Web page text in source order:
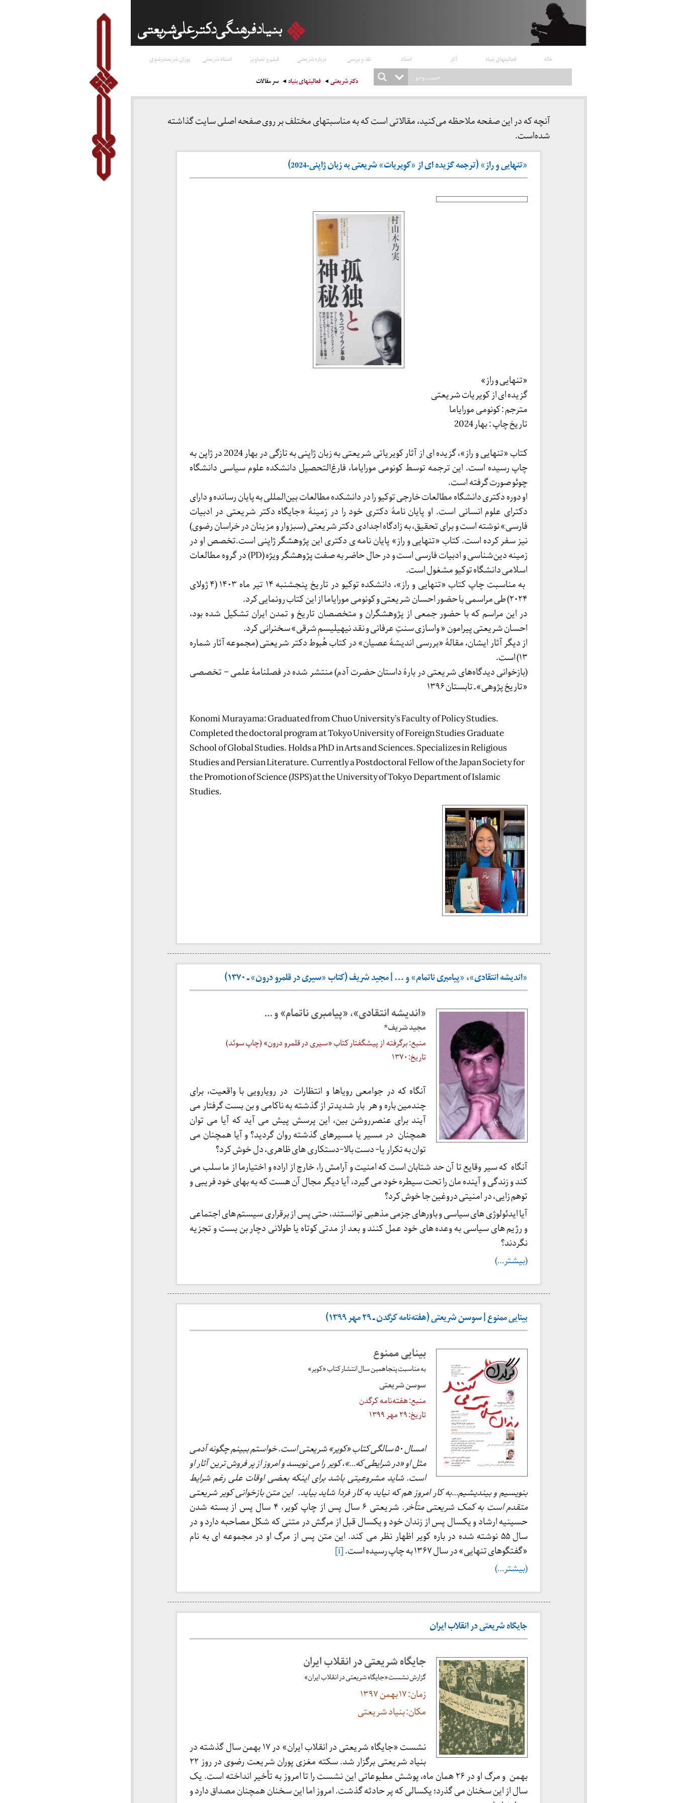
خانه فعالیتهای بنیاد آثار اسناد نقد و بررسی درباره شریعتی فیلم و تصاویر استاد شریعتی پوران شریعت‌رضوی
دکتر شریعتی فعالیتهای بنیاد سر مقالات
آنچه که در این صفحه ملاحظه می‌کنید، مقالاتی است که به مناسبتهای مختلف بر روی صفحه اصلی سایت گذاشته
شده‌است.
«تنهایی و راز» (ترجمه گزیده ای از «کویریات» شریعتی به زبان ژاپنی-2024)
«تنهایی و راز»
گزیده ای از کویریات شریعتی
مترجم : کونومی مورایاما
تاریخ چاپ : بهار 2024
کتاب «تنهایی و راز»، گزیده ای از آثار کویریاتی شریعتی به زبان ژاپنی به تازگی در بهار 2024 در ژاپن به
چاپ رسیده است. این ترجمه توسط کونومی مورایاما، فارغ‌التحصیل دانشکده علوم سیاسی دانشگاه
چوئو صورت گرفته است.
او دوره دکتری دانشگاه مطالعات خارجی توکیو را در دانشکده مطالعات بین‌المللی به پایان رسانده و دارای
دکترای علوم انسانی است. او پایان نامۀ دکتری خود را در زمینۀ «جایگاه دکتر شریعتی در ادبیات
فارسی» نوشته است و برای تحقیق، به زادگاه اجدادی دکتر شریعتی (سبزوار و مزینان در خراسان رضوی)
نیز سفر کرده است. کتاب «تنهایی و راز» پایان نامه ی دکتری این پژوهشگر ژاپنی است.تخصص او در
زمینه دین‌شناسی و ادبیات فارسی است و در حال حاضر به صفت پژوهشگر ویژه (PD) در گروه مطالعات
اسلامی دانشگاه توکیو مشغول است.
به مناسبت چاپ کتاب «تنهایی و راز»، دانشکده توکیو در تاریخ پنجشنبه ۱۴ تیر ماه ۱۴۰۳ (۴ ژولای
۲۰۲۴) طی مراسمی با حضور احسان شریعتی و کونومی مورایاما از این کتاب رونمایی کرد.
در این مراسم که با حضور جمعی از پژوهشگران و متخصصان تاریخ و تمدن ایران تشکیل شده بود،
احسان شریعتی پیرامون « واسازی سنتِ عرفانی و نقد نیهیلیسمِ شرقی» سخنرانی کرد.
از دیگر آثار ایشان، مقالۀ «بررسی اندیشۀ عصیان» در کتاب هُبوط دکتر شریعتی (مجموعه آثار شماره
۱۳) است.
(بازخوانی دیدگاه‌های شریعتی در بارۀ داستان حضرت آدم) منتشر شده در فصلنامۀ علمی – تخصصی
«تاریخ پژوهی» ـ تابستان ۱۳۹۶
Konomi Murayama: Graduated from Chuo University’s Faculty of Policy Studies.
Completed the doctoral program at Tokyo University of Foreign Studies Graduate
School of Global Studies. Holds a PhD in Arts and Sciences. Specializes in Religious
Studies and Persian Literature. Currently a Postdoctoral Fellow of the Japan Society for
the Promotion of Science (JSPS) at the University of Tokyo Department of Islamic
Studies.
«اندیشه انتقادی»، «پیامبری ناتمام» و … | مجید شریف (کتاب «سیری در قلمرو درون» ـ ۱۳۷۰)
«اندیشه انتقادی»، «پیامبری ناتمام» و …
مجید شریف*
منبع: برگرفته از پیشگفتار کتاب «سیری در قلمرو درون» (چاپ سوئد)
تاریخ: ۱۳۷۰
آنگاه که در جوامعی رویاها و انتظارات در رویارویی با واقعیت، برای
چندمین باره و هر بار شدیدتر از گذشته به ناکامی و بن بست گرفتار می
آیند برای عنصرروشن بین، این پرسش پیش می آید که آیا می توان
همچنان در مسیر یا مسیرهای گذشته روان گردید؟ و آیا همچنان می
توان به تکرار یا- دست بالا-دستکاری های ظاهری، دل خوش کرد؟
آنگاه که سیر وقایع تا آن حد شتابان است که امنیت و آرامش را، خارج از اراده و اختیارما از ما سلب می
کند و زندگی و آینده مان را تحت سیطره خود می گیرد، آیا دیگر مجال آن هست که به بهای خود فریبی و
توهم زایی، در امنیتی دروغین جا خوش کرد؟
آیا ایدئولوژی های سیاسی و باورهای جزمی مذهبی توانستند، حتی پس از برقراری سیستم های اجتماعی
و رژیم های سیاسی به وعده های خود عمل کنند و بعد از مدتی کوتاه یا طولانی دچار بن بست و تجزیه
نگردند؟
(بیشتر…)
بینایی ممنوع | سوسن شریعتی (هفته‌نامه کرگدن ـ ۲۹ مهر ۱۳۹۹)
بینایی ممنوع
به مناسبت پنجاهمین سال انتشار کتاب «کویر»
سوسن شریعتی
منبع: هفته‌نامه کرگدن
تاریخ: ۲۹ مهر ۱۳۹۹
امسال ۵۰ سالگی کتاب «کویر» شریعتی است. خواستم ببینم چگونه آدمی
مثل او «در شرایطی که…»، کویر را می نویسد و امروز از پر فروش ترین آثار او
است. شاید مشروعیتی باشد برای اینکه بعضی اوقات علی رغم شرایط
بنویسیم و بیندیشیم…به کار امروز هم که نیاید به کار فردا شاید بیاید. این متن بازخوانی کویر شریعتی
متقدم است به کمک شریعتی متأخر.
شریعتی ۶ سال پس از چاپ کویر، ۴ سال پس از بسته شدن
حسینیه ارشاد و یکسال پس از زندان خود و یکسال قبل از مرگش در متنی که شکل مصاحبه دارد و در
سال ۵۵ نوشته شده در باره کویر اظهار نظر می کند. این متن پس از مرگ او در مجموعه ای به نام
«گفتگوهای تنهایی» در سال ۱۳۶۷ به چاپ رسیده است.
[i]
(بیشتر…)
جایگاه شریعتی در انقلاب ایران
جایگاه شریعتی در انقلاب ایران
گزارش نشست «جایگاه شریعتی در انقلاب ایران»
زمان: ۱۷ بهمن ۱۳۹۷
مکان: بنیاد شریعتی
نشست «جایگاه شریعتی در انقلاب ایران» در ۱۷ بهمن سال گذشته در
بنیاد شریعتی برگزار شد. سکته مغزی پوران شریعت رضوی در روز ۲۲
بهمن و مرگ او در ۲۶ همان ماه، پوشش مطبوعاتی این نشست را تا امروز به تأخیر انداخته است. یک
سال از این سخنان می گذرد؛ یکسالی که پر حادثه گذشت. امروز اما این سخنان همچنان مصداق دارد و